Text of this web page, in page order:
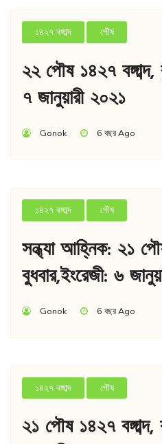
১৪২৭ বঙ্গাব্দ পৌষ
২২ পৌষ ১৪২৭ বঙ্গাব্দ,
৭ জানুয়ারী ২০২১
Gonok 6 বছর Ago
১৪২৭ বঙ্গাব্দ পৌষ
সন্ধ্যা আহ্নিক: ২১
বুধবার,ইংরেজী: ৬
Gonok 6 বছর Ago
১৪২৭ বঙ্গাব্দ পৌষ
২১ পৌষ ১৪২৭ বঙ্গাব্দ,